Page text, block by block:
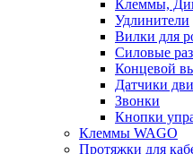
Клеммы,
Удлинители
Вилки для
Силовые
Концевой
Датчики
Звонки
Кнопки
Клеммы WAGO
Протяжки для